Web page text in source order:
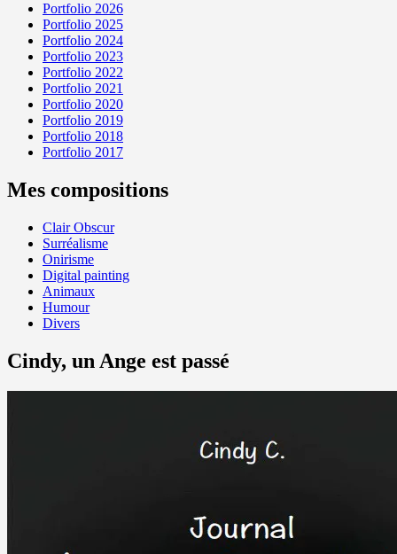
Portfolio 2026
Portfolio 2025
Portfolio 2024
Portfolio 2023
Portfolio 2022
Portfolio 2021
Portfolio 2020
Portfolio 2019
Portfolio 2018
Portfolio 2017
Mes compositions
Clair Obscur
Surréalisme
Onirisme
Digital painting
Animaux
Humour
Divers
Cindy, un Ange est passé